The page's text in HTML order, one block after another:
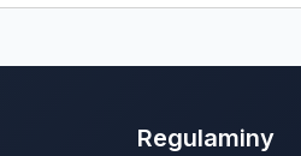
Regulaminy